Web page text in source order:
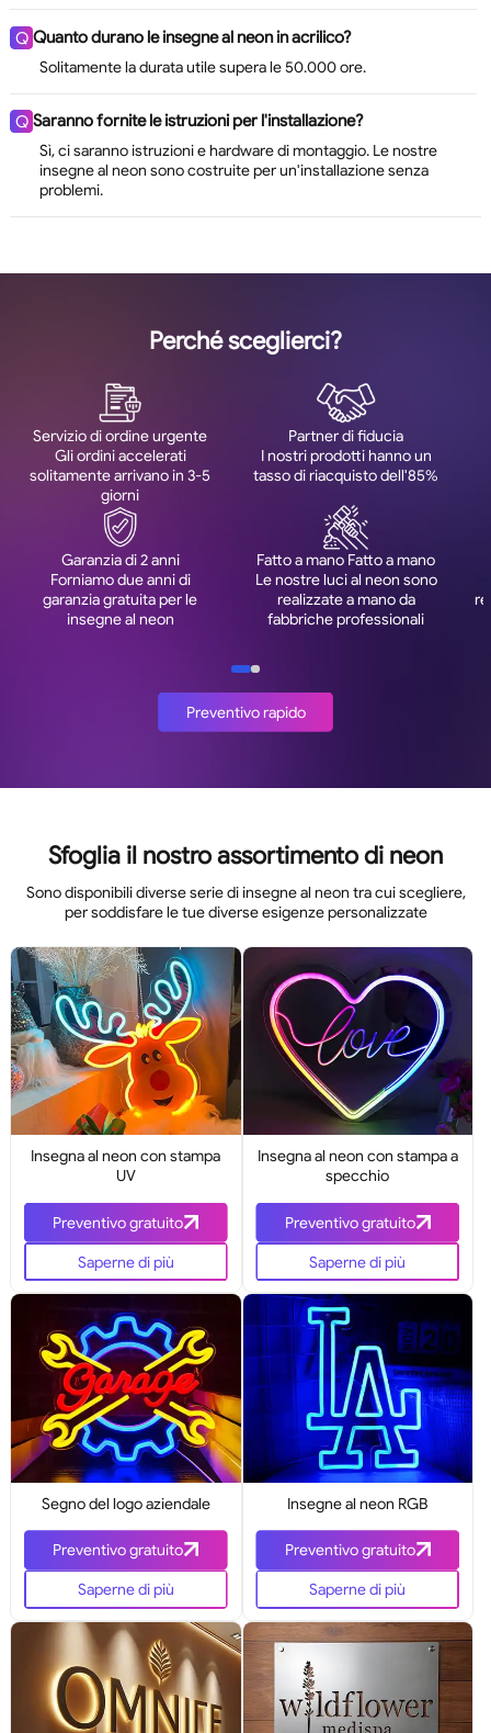
Q Quanto durano le insegne al neon in acrilico?
Solitamente la durata utile supera le 50.000 ore.
Q Saranno fornite le istruzioni per l'installazione?
Sì, ci saranno istruzioni e hardware di montaggio. Le nostre
insegne al neon sono costruite per un'installazione senza
problemi.
Perché sceglierci?
Servizio di ordine urgente
Gli ordini accelerati
solitamente arrivano in 3-5
giorni
Partner di fiducia
I nostri prodotti hanno un
tasso di riacquisto dell'85%
Garanzia di 2 anni
Forniamo due anni di
garanzia gratuita per le
insegne al neon
Fatto a mano Fatto a mano
Le nostre luci al neon sono
realizzate a mano da
fabbriche professionali
Preventivo rapido
Sfoglia il nostro assortimento di neon
Sono disponibili diverse serie di insegne al neon tra cui scegliere,
per soddisfare le tue diverse esigenze personalizzate
Insegna al neon con stampa
UV
Preventivo gratuito
Saperne di più
Insegna al neon con stampa a
specchio
Preventivo gratuito
Saperne di più
Segno del logo aziendale
Preventivo gratuito
Saperne di più
Insegne al neon RGB
Preventivo gratuito
Saperne di più